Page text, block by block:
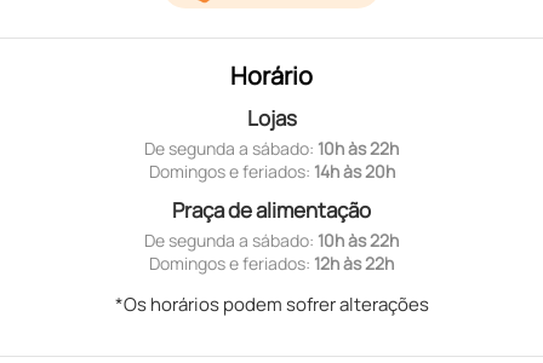
Horário
Lojas
De segunda a sábado: 10h às 22h
Domingos e feriados: 14h às 20h
Praça de alimentação
De segunda a sábado: 10h às 22h
Domingos e feriados: 12h às 22h
*Os horários podem sofrer alterações